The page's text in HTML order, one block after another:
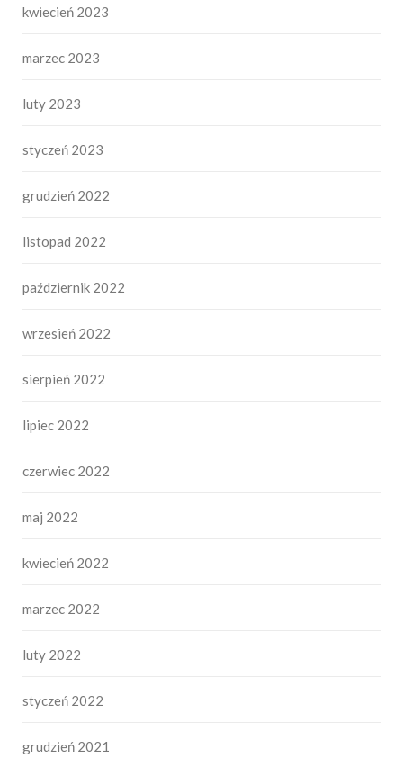
kwiecień 2023
marzec 2023
luty 2023
styczeń 2023
grudzień 2022
listopad 2022
październik 2022
wrzesień 2022
sierpień 2022
lipiec 2022
czerwiec 2022
maj 2022
kwiecień 2022
marzec 2022
luty 2022
styczeń 2022
grudzień 2021